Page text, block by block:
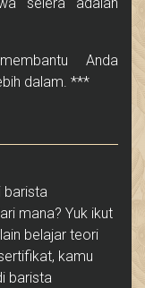
Anda
dalam. ***
barista
mana? Yuk ikut
belajar teori
kamu
barista